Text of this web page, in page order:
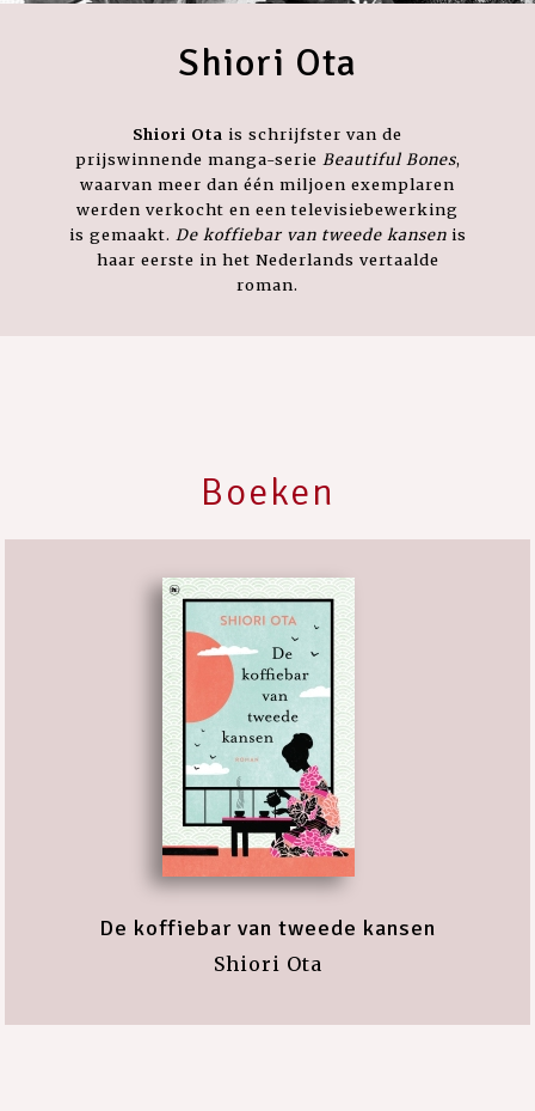
Shiori Ota
Shiori Ota is schrijfster van de
prijswinnende manga-serie Beautiful Bones,
waarvan meer dan één miljoen exemplaren
werden verkocht en een televisiebewerking
is gemaakt. De koffiebar van tweede kansenis
haar eerste in het Nederlands vertaalde
roman.
Boeken
De koffiebar van tweede kansen
Shiori Ota